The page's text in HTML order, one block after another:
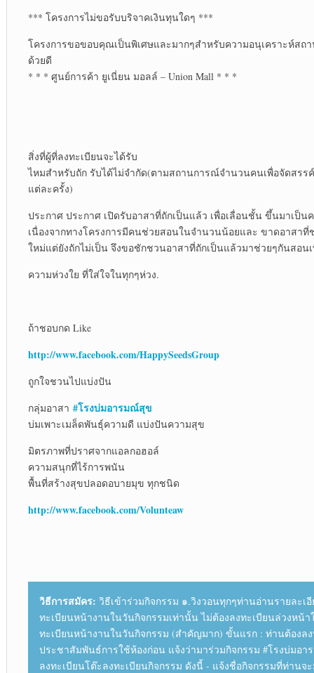
*** โครงการไม่ขอรับบริจาคเงินทุนใดๆ ***
โครงการขอขอบคุณเป็นพิเศษและมากๆสำหรับความอนุเคราะห์สถ
ด้วยดี
* * * ศูนย์การค้า ยูเนี่ยน มอลล์ – Union Mall * * *
สิ่งที่ผู้ที่ลงทะเบียนจะได้รับ
ไหมสำหรับถัก รับได้ไม่จำกัด(ตามสถานการณ์จำนวนคนเพื่อจัดสรร
แต่ละครั้ง)
ประกาศ ประกาศ เปิดรับอาสาที่ถักเป็นแล้ว เพื่อเลื่อนชั้น ขึ้นมาเป็
เนื่องจากทางโครงการมีคนช่วยสอนในจำนวนน้อยและ ขาดอาสา
ใหม่แต่ยังถักไม่เป็น จึงขอชักชวนอาสาที่ถักเป็นแล้วมาช่วยๆกันสอน
ความห่วงใย ที่ใส่ใจในทุกๆห่วง.
ถ้าชอบกด Like
http://www.facebook.com/HappySeedsGroup
ถูกใจชวนไปแบ่งปัน
กลุ่มอาสา #โรงบ่มอารมณ์สุข
บ่มเพาะเมล็ดพันธุ์ความดี แบ่งปันความสุข
มิตรภาพที่ปราศจากแอลกอฮอล์
ความสนุกที่ไร้การพนัน
พื้นที่สร้างสุขปลอดอบายมุข ทุกชนิด
http://www.facebook.com/Volunteaw
วิธีการสมัคร: วิธีเข้าร่วมกิจกรรม ๑.วิงวอนทุกๆท่านอ่านรายละเ
ทะเบียนหน้างานในวันกิจกรรมเท่านั้น ไม่ต้องลงทะเบียนล่วงหน้า
ทะเบียนหน้างานในวันกิจกรรม (สำคัญมาก) ขั้นแรก : ท่านต้องล
ประชาสัมพันธ์การใช้ห้องก่อน แจ้งว่ามาร่วมกิจกรรม #โรงบ่มอ
ลงทะเบียนโต๊ะลงทะเบียนกิจกรรม ดังนี้ - แจ้งชื่อกิจกรรมที่ท่านจ